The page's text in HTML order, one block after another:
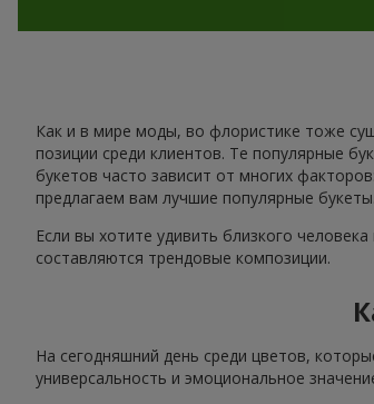
Как и в мире моды, во флористике тоже
позиции среди клиентов. Те популярные
букетов часто зависит от многих факторов:
предлагаем вам лучшие популярные букеты.
Если вы хотите удивить близкого
составляются трендовые композиции.
На сегодняшний день среди цветов,
универсальность и эмоциональное